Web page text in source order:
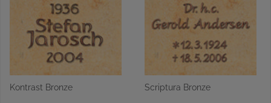
Kontrast Bronze Scriptura Bronze